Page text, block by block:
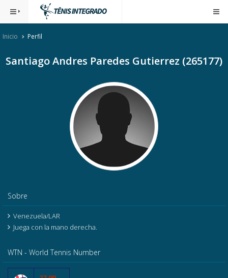
Inicio Perfil
Santiago Andres Paredes Gutierrez (265177)
Sobre
Venezuela/LAR
Juega con la mano derecha.
WTN - World Tennis Number